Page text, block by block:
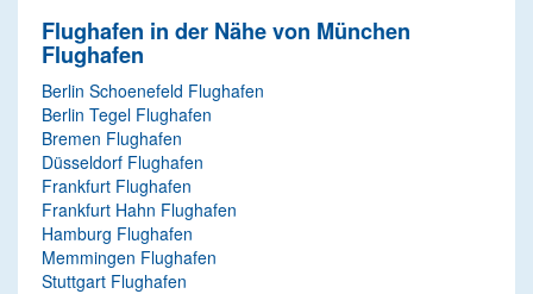
Flughafen in der Nähe von München
Flughafen
Berlin Schoenefeld Flughafen
Berlin Tegel Flughafen
Bremen Flughafen
Düsseldorf Flughafen
Frankfurt Flughafen
Frankfurt Hahn Flughafen
Hamburg Flughafen
Memmingen Flughafen
Stuttgart Flughafen